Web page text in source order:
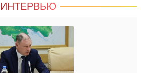
ИНТЕРВЬЮ